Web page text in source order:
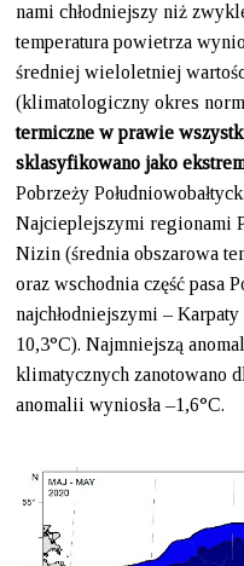
nami chłodniejszy niż
temperatura powietrza
średniej wieloletniej
(klimatologiczny okres
termiczne w prawie
sklasyfikowano jako
Pobrzeży
Najcieplejszymi regionami
Nizin (średnia obszarowa
oraz wschodnia część pasa
najchłodniejszymi –
10,3°C). Najmniejszą
klimatycznych zanotowano
anomalii wyniosła –1,6°C.